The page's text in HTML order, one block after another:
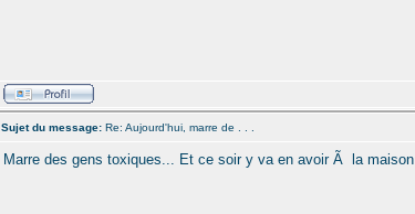
Sujet du message: Re: Aujourd'hui, marre de . . .
Marre des gens toxiques... Et ce soir y va en avoir Ã la maison